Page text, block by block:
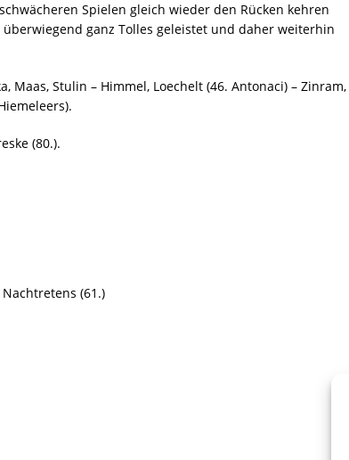
Spielen gleich wieder den Rücken kehren
ganz Tolles geleistet und daher weiterhin
Maas, Stulin – Himmel, Loechelt (46. Antonaci) – Zinram,
(80.).
(61.)